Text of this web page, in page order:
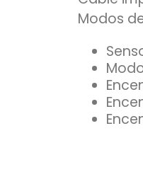
Modos